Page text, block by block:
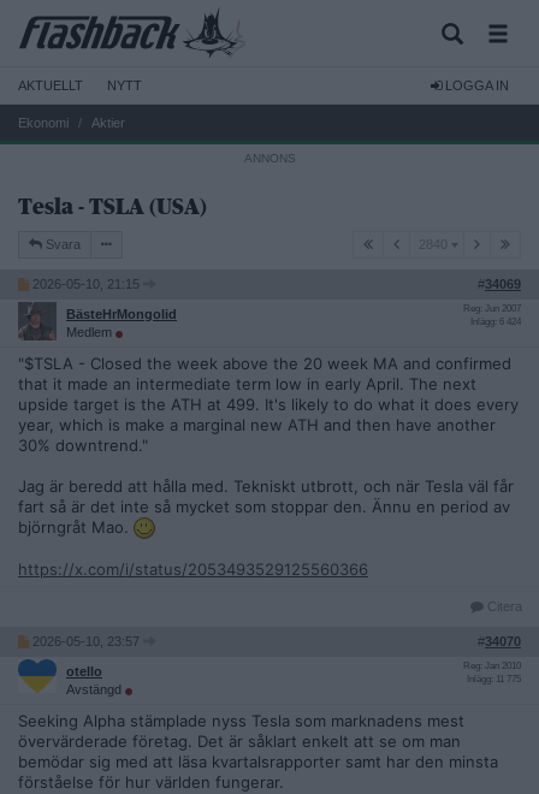
AKTUELLT NYTT LOGGA IN
Ekonomi Aktier
Tesla - TSLA (USA)
Svara 2840 2840
2026-05-10, 21:15 #34069
BästeHrMongolid
Medlem
Reg: Jun 2007
Inlägg: 6 424
"$TSLA - Closed the week above the 20 week MA and confirmed
that it made an intermediate term low in early April. The next
upside target is the ATH at 499. It's likely to do what it does every
year, which is make a marginal new ATH and then have another
30% downtrend."
Jag är beredd att hålla med. Tekniskt utbrott, och när Tesla väl får
fart så är det inte så mycket som stoppar den. Ännu en period av
björngråt Mao.
https://x.com/i/status/2053493529125560366
Citera
2026-05-10, 23:57 #34070
otello
Avstängd
Reg: Jan 2010
Inlägg: 11 775
Seeking Alpha stämplade nyss Tesla som marknadens mest
övervärderade företag. Det är såklart enkelt att se om man
bemödar sig med att läsa kvartalsrapporter samt har den minsta
förståelse för hur världen fungerar.